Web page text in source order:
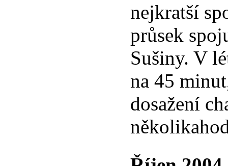
nejkratší
průsek
Sušiny. V
na 45
dosažení